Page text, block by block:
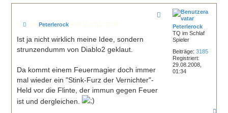
Peterlerock
TQ im Schlaf
Spieler
Beiträge: 3185
Registriert:
29.08.2008,
01:34
i
t
r
von Peterlerock 08.11.2011, 12:38
Ist ja nicht wirklich meine Idee, sondern
strunzendumm von Diablo2 geklaut.
Da kommt einem Feuermagier doch immer
mal wieder ein "Stink-Furz der Vernichter"-
Held vor die Flinte, der immun gegen Feuer
ist und dergleichen.
N